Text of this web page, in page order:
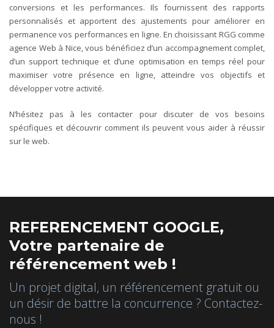
conversions et les performances. Ils fournissent des rapports
personnalisés et apportent des ajustements pour améliorer en
permanence vos performances en ligne. En choisissant RGG comme
agence Web à Nice, vous bénéficiez d’un accompagnement complet,
d’un support technique et d’une optimisation en temps réel pour
maximiser votre présence en ligne, atteindre vos objectifs et
développer votre activité.
N’hésitez pas à les contacter pour discuter de vos besoins
spécifiques et découvrir comment ils peuvent vous aider à réussir
sur le web.
REFERENCEMENT GOOGLE,
Votre partenaire de
référencement web !
Un projet digital, un référencement gratuit ou
un désir de battre la concurrence ? Contactez-
nous !